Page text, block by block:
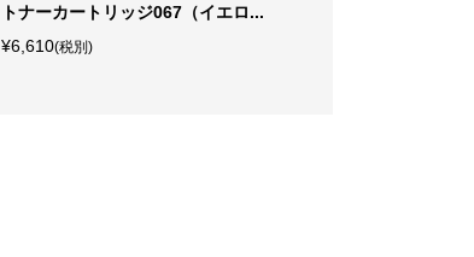
トナーカートリッジ067（イエロ...
¥6,610(税別)